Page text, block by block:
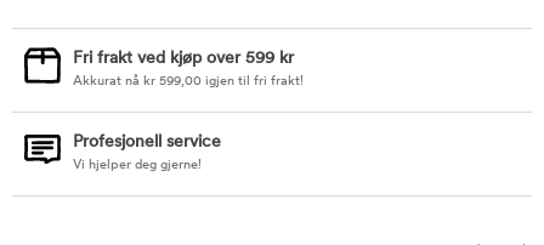
Fri frakt ved kjøp over 599 kr
Akkurat nå kr 599,00 igjen til fri frakt!
Profesjonell service
Vi hjelper deg gjerne!